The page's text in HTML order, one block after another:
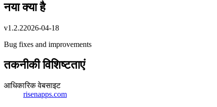
नया क्या है
v1.2.22026-04-18
Bug fixes and improvements
तकनीकी विशिष्टताएं
आधिकारिक वेबसाइट
risenapps.com